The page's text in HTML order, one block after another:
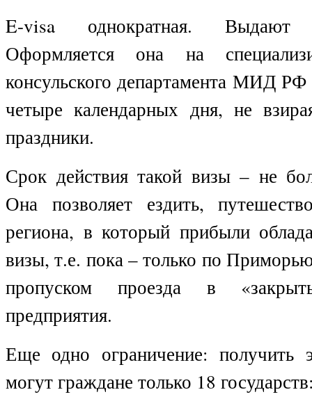
E-visa однократная. Выдают
Оформляется она на
консульского департамента МИД
четыре календарных дня, не
праздники.
Срок действия такой визы – не
Она позволяет ездить,
региона, в который прибыли
визы, т.е. пока – только по
пропуском проезда в
предприятия.
Еще одно ограничение: получить
могут граждане только 18